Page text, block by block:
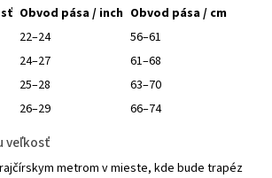
Obvod pása / inch Obvod pása / cm
22–24
56–61
24–27
61–68
25–28
63–70
26–29 66–74
veľkosť
metrom v mieste, kde bude trapéz